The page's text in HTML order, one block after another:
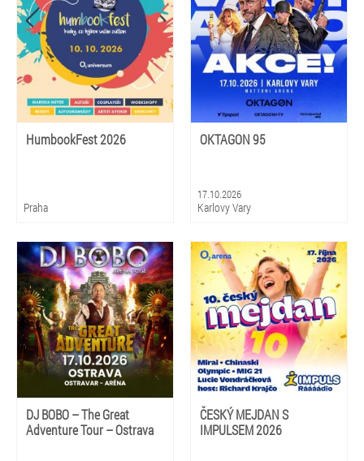
HumbookFest 2026
Praha
OKTAGON 95
17.10.2026
Karlovy Vary
DJ BOBO – The Great
Adventure Tour – Ostrava
ČESKÝ MEJDAN S
IMPULSEM 2026